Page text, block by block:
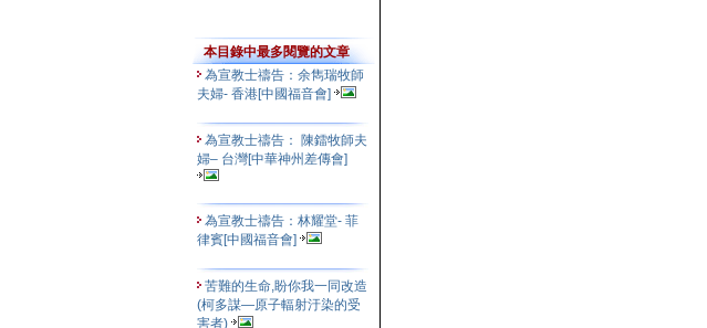
本目錄中最多閱覽的文章
為宣教士禱告：余雋瑞牧師
夫婦- 香港[中國福音會]
為宣教士禱告： 陳鐳牧師夫
婦– 台灣[中華神州差傳會]
為宣教士禱告：林耀堂- 菲
律賓[中國福音會]
苦難的生命,盼你我一同改造
(柯多謀—原子輻射汙染的受
害者)